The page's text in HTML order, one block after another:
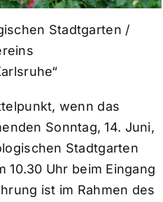
Stadtgarten /
wenn das
Sonntag, 14. Juni,
Stadtgarten
10.30 Uhr beim Eingang
ist im Rahmen des